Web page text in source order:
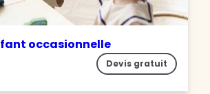
occasionnelle
Devis gratuit